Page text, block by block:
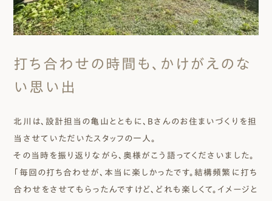
打ち合わせの時間も、かけがえのな
い思い出
北川は、設計担当の亀山とともに、Bさんのお住まいづくりを担
当させていただいたスタッフの一人。
その当時を振り返りながら、奥様がこう語ってくださいました。
「毎回の打ち合わせが、本当に楽しかったです。結構頻繁に打ち
合わせをさせてもらったんですけど、どれも楽しくて。イメージと